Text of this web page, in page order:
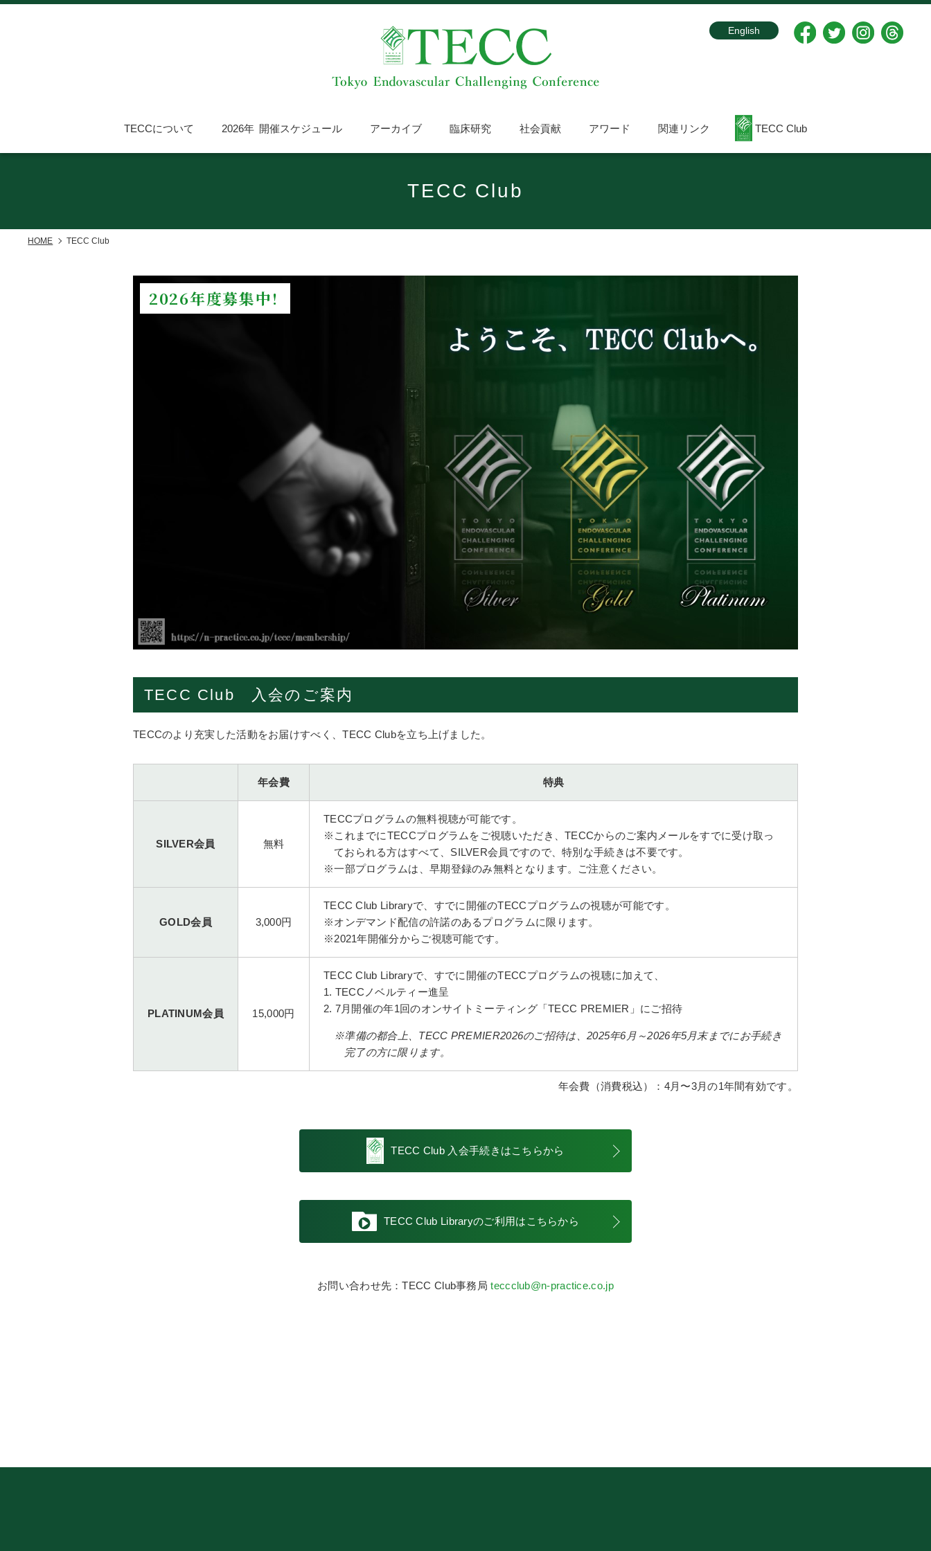
English
TECCについて 開催スケジュール アーカイブ 臨床研究 社会貢献 アワード 関連リンク TECC Club
TECC Club
HOME TECC Club
2026年度募集中!
TECC Club 入会のご案内
TECCのより充実した活動をお届けすべく、TECC Clubを立ち上げました。
年会費 特典
SILVER会員 無料
TECCプログラムの無料視聴が可能です。
※これまでにTECCプログラムをご視聴いただき、TECCからのご案内メールをすでに受け取っ
ておられる方はすべて、SILVER会員ですので、特別な手続きは不要です。
※一部プログラムは、早期登録のみ無料となります。ご注意ください。
GOLD会員 3,000円
TECC Club Libraryで、すでに開催のTECCプログラムの視聴が可能です。
※オンデマンド配信の許諾のあるプログラムに限ります。
※2021年開催分からご視聴可能です。
PLATINUM会員 15,000円
TECC Club Libraryで、すでに開催のTECCプログラムの視聴に加えて、
1. TECCノベルティー進呈
2. 7月開催の年1回のオンサイトミーティング「TECC PREMIER」にご招待
※準備の都合上、TECC PREMIER2026のご招待は、2025年6月～2026年5月末までにお手続き
完了の方に限ります。
年会費（消費税込）：4月〜3月の1年間有効です。
TECC Club 入会手続きはこちらから
TECC Club Libraryのご利用はこちらから
お問い合わせ先：TECC Club事務局teccclub@n-practice.co.jp